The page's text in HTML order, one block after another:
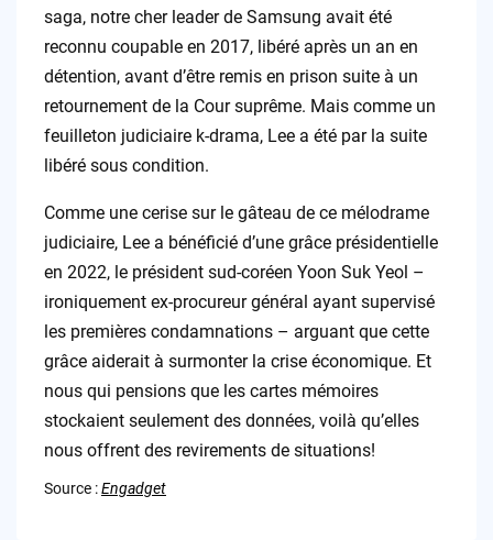
saga, notre cher leader de Samsung avait été
reconnu coupable en 2017, libéré après un an en
détention, avant d’être remis en prison suite à un
retournement de la Cour suprême. Mais comme un
feuilleton judiciaire k-drama, Lee a été par la suite
libéré sous condition.
Comme une cerise sur le gâteau de ce mélodrame
judiciaire, Lee a bénéficié d’une grâce présidentielle
en 2022, le président sud-coréen Yoon Suk Yeol –
ironiquement ex-procureur général ayant supervisé
les premières condamnations – arguant que cette
grâce aiderait à surmonter la crise économique. Et
nous qui pensions que les cartes mémoires
stockaient seulement des données, voilà qu’elles
nous offrent des revirements de situations!
Source :Engadget